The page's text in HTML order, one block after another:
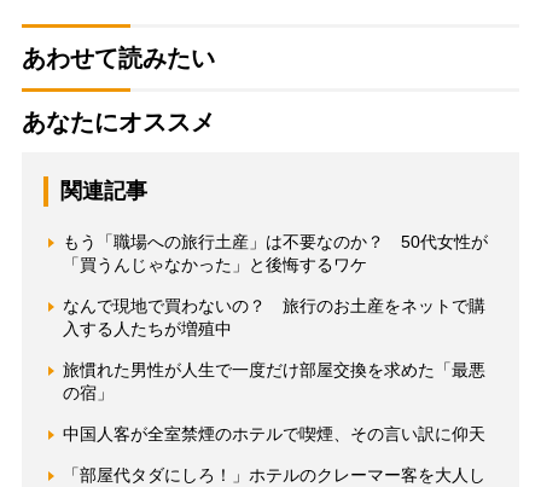
あわせて読みたい
あなたにオススメ
関連記事
もう「職場への旅行土産」は不要なのか？ 50代女性が
「買うんじゃなかった」と後悔するワケ
なんで現地で買わないの？ 旅行のお土産をネットで購
入する人たちが増殖中
旅慣れた男性が人生で一度だけ部屋交換を求めた「最悪
の宿」
中国人客が全室禁煙のホテルで喫煙、その言い訳に仰天
「部屋代タダにしろ！」ホテルのクレーマー客を大人し